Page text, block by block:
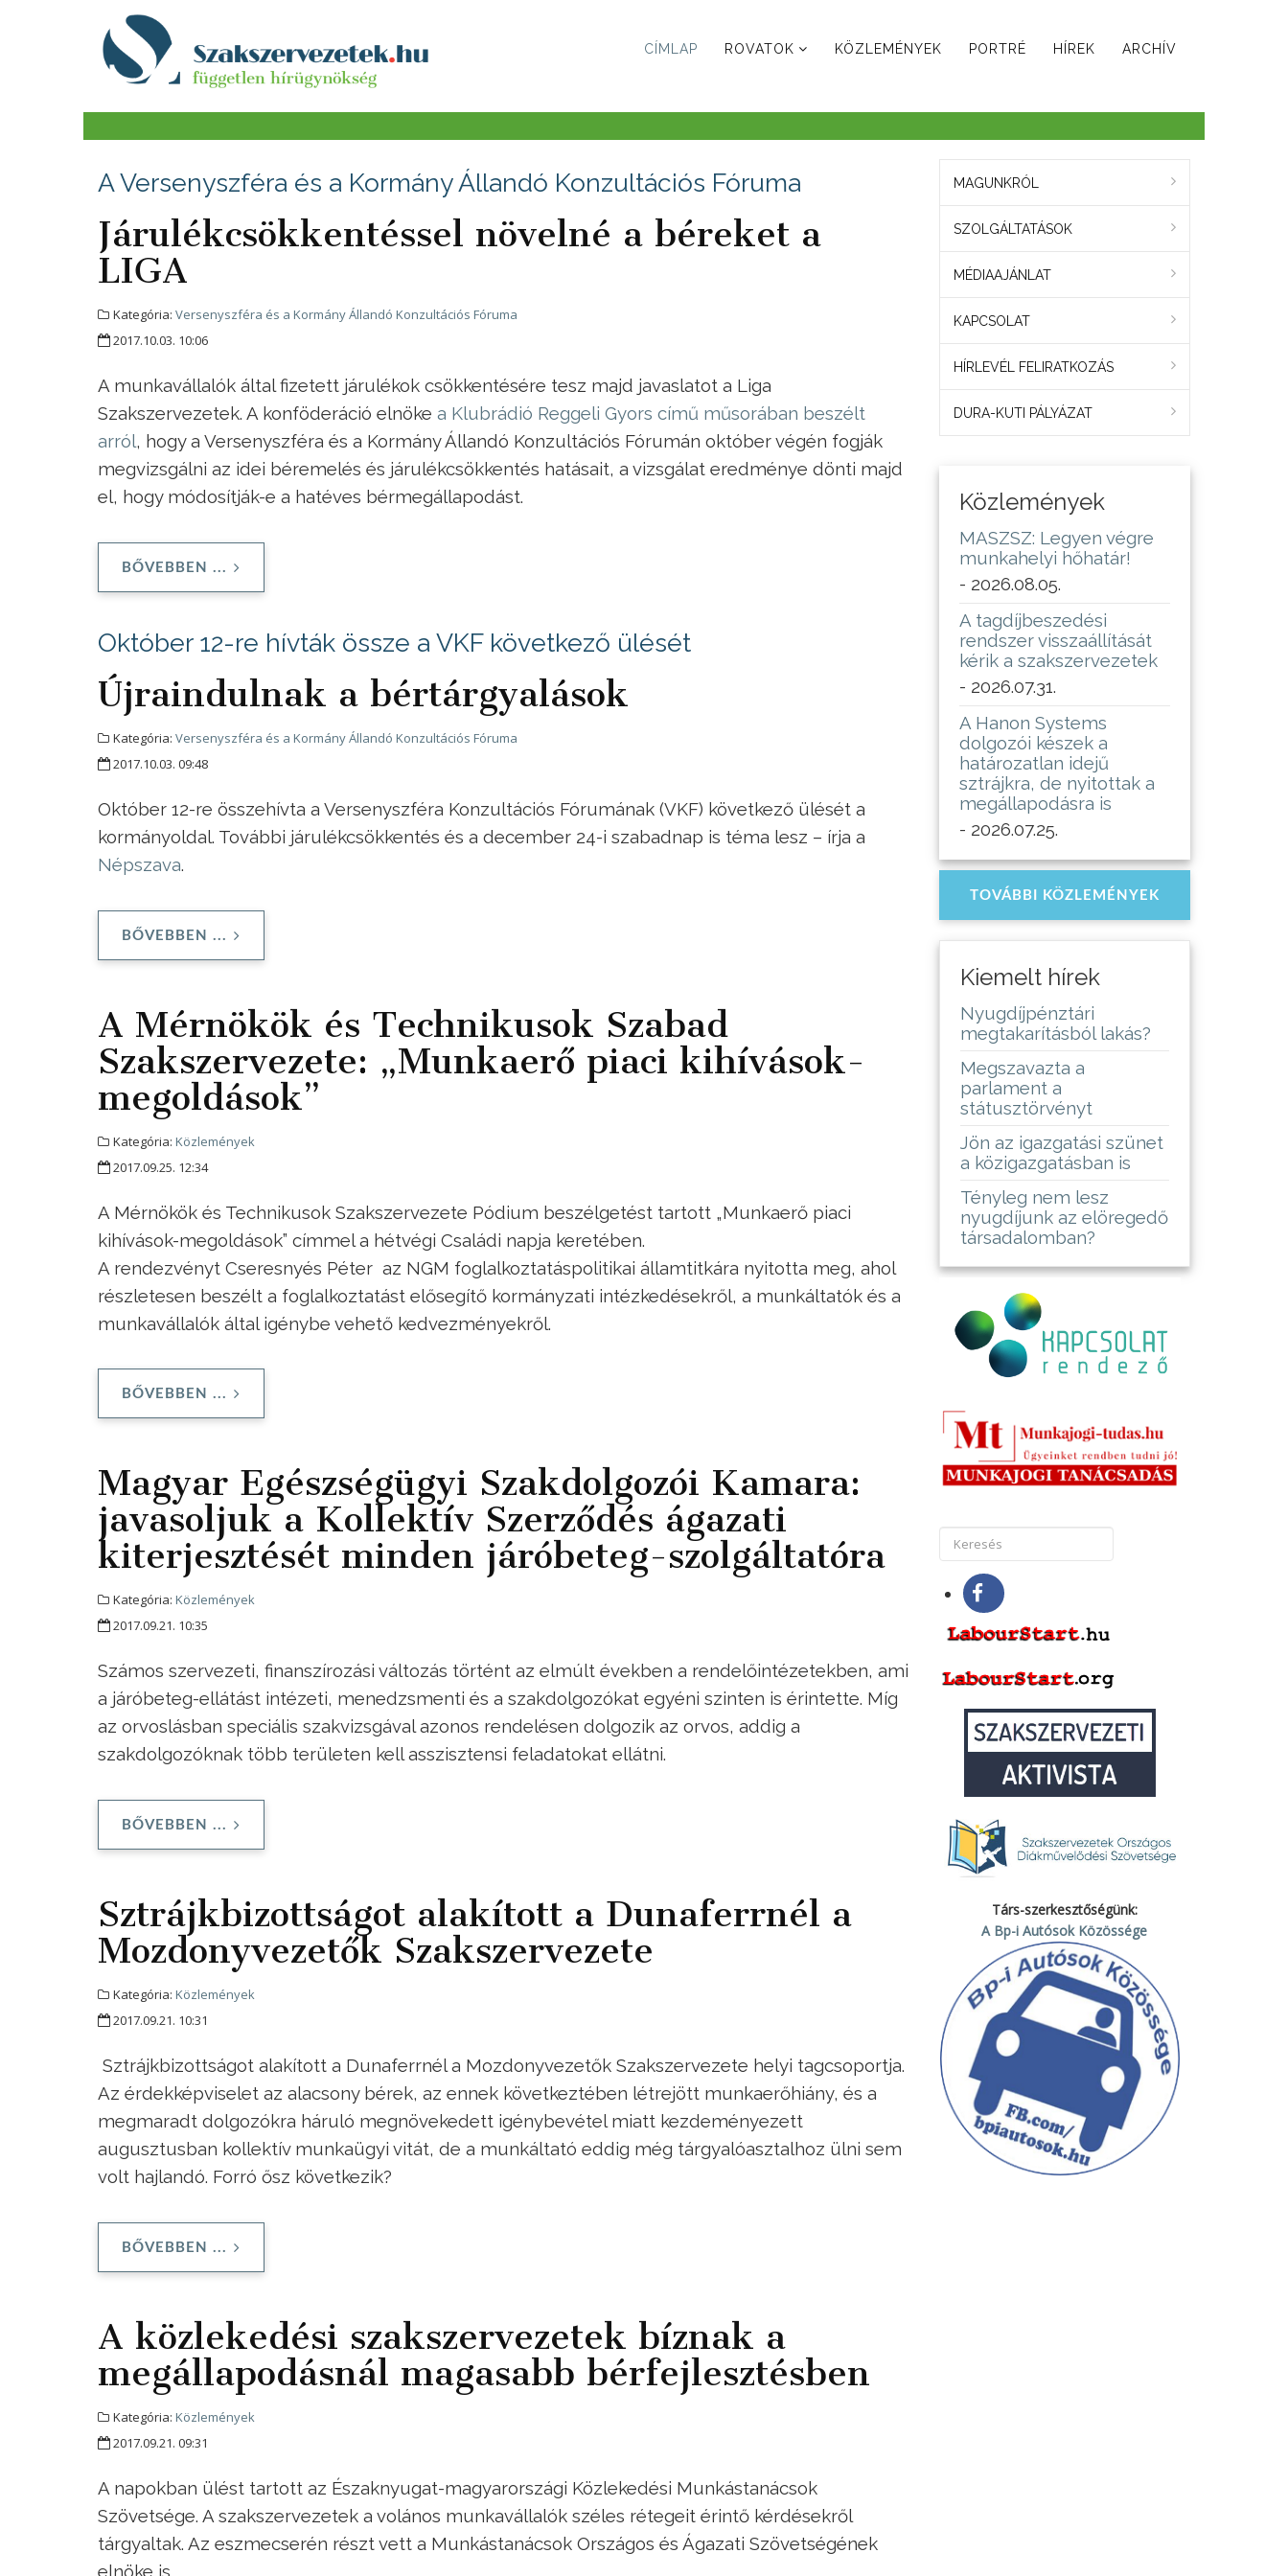
CÍMLAP ROVATOK KÖZLEMÉNYEK PORTRÉ HÍREK ARCHÍV
A Versenyszféra és a Kormány Állandó Konzultációs Fóruma
Járulékcsökkentéssel növelné a béreket a
LIGA
Kategória: Versenyszféra és a Kormány Állandó Konzultációs Fóruma
2017.10.03. 10:06
A munkavállalók által fizetett járulékok csökkentésére tesz majd javaslatot a Liga
Szakszervezetek. A konföderáció elnöke a Klubrádió Reggeli Gyors című műsorában beszélt
arról, hogy a Versenyszféra és a Kormány Állandó Konzultációs Fórumán október végén fogják
megvizsgálni az idei béremelés és járulékcsökkentés hatásait, a vizsgálat eredménye dönti majd
el, hogy módosítják-e a hatéves bérmegállapodást.
BŐVEBBEN ...
Október 12-re hívták össze a VKF következő ülését
Újraindulnak a bértárgyalások
Kategória: Versenyszféra és a Kormány Állandó Konzultációs Fóruma
2017.10.03. 09:48
Október 12-re összehívta a Versenyszféra Konzultációs Fórumának (VKF) következő ülését a
kormányoldal. További járulékcsökkentés és a december 24-i szabadnap is téma lesz – írja a
Népszava.
BŐVEBBEN ...
A Mérnökök és Technikusok Szabad
Szakszervezete: „Munkaerő piaci kihívások-
megoldások”
Kategória: Közlemények
2017.09.25. 12:34
A Mérnökök és Technikusok Szakszervezete Pódium beszélgetést tartott „Munkaerő piaci
kihívások-megoldások” címmel a hétvégi Családi napja keretében.
A rendezvényt Cseresnyés Péter az NGM foglalkoztatáspolitikai államtitkára nyitotta meg, ahol
részletesen beszélt a foglalkoztatást elősegítő kormányzati intézkedésekről, a munkáltatók és a
munkavállalók által igénybe vehető kedvezményekről.
BŐVEBBEN ...
Magyar Egészségügyi Szakdolgozói Kamara:
javasoljuk a Kollektív Szerződés ágazati
kiterjesztését minden járóbeteg-szolgáltatóra
Kategória: Közlemények
2017.09.21. 10:35
Számos szervezeti, finanszírozási változás történt az elmúlt években a rendelőintézetekben, ami
a járóbeteg-ellátást intézeti, menedzsmenti és a szakdolgozókat egyéni szinten is érintette. Míg
az orvoslásban speciális szakvizsgával azonos rendelésen dolgozik az orvos, addig a
szakdolgozóknak több területen kell asszisztensi feladatokat ellátni.
BŐVEBBEN ...
Sztrájkbizottságot alakított a Dunaferrnél a
Mozdonyvezetők Szakszervezete
Kategória: Közlemények
2017.09.21. 10:31
Sztrájkbizottságot alakított a Dunaferrnél a Mozdonyvezetők Szakszervezete helyi tagcsoportja.
Az érdekképviselet az alacsony bérek, az ennek következtében létrejött munkaerőhiány, és a
megmaradt dolgozókra háruló megnövekedett igénybevétel miatt kezdeményezett
augusztusban kollektív munkaügyi vitát, de a munkáltató eddig még tárgyalóasztalhoz ülni sem
volt hajlandó. Forró ősz következik?
BŐVEBBEN ...
A közlekedési szakszervezetek bíznak a
megállapodásnál magasabb bérfejlesztésben
Kategória: Közlemények
2017.09.21. 09:31
A napokban ülést tartott az Északnyugat-magyarországi Közlekedési Munkástanácsok
Szövetsége. A szakszervezetek a volános munkavállalók széles rétegeit érintő kérdésekről
tárgyaltak. Az eszmecserén részt vett a Munkástanácsok Országos és Ágazati Szövetségének
elnöke is.
MAGUNKRÓL
SZOLGÁLTATÁSOK
MÉDIAAJÁNLAT
KAPCSOLAT
HÍRLEVÉL FELIRATKOZÁS
DURA-KUTI PÁLYÁZAT
Közlemények
MASZSZ: Legyen végre
munkahelyi hőhatár!
- 2026.08.05.
A tagdíjbeszedési
rendszer visszaállítását
kérik a szakszervezetek
- 2026.07.31.
A Hanon Systems
dolgozói készek a
határozatlan idejű
sztrájkra, de nyitottak a
megállapodásra is
- 2026.07.25.
TOVÁBBI KÖZLEMÉNYEK
Kiemelt hírek
Nyugdíjpénztári
megtakarításból lakás?
Megszavazta a
parlament a
státusztörvényt
Jön az igazgatási szünet
a közigazgatásban is
Tényleg nem lesz
nyugdíjunk az elöregedő
társadalomban?
Társ-szerkesztőségünk:
A Bp-i Autósok Közössége